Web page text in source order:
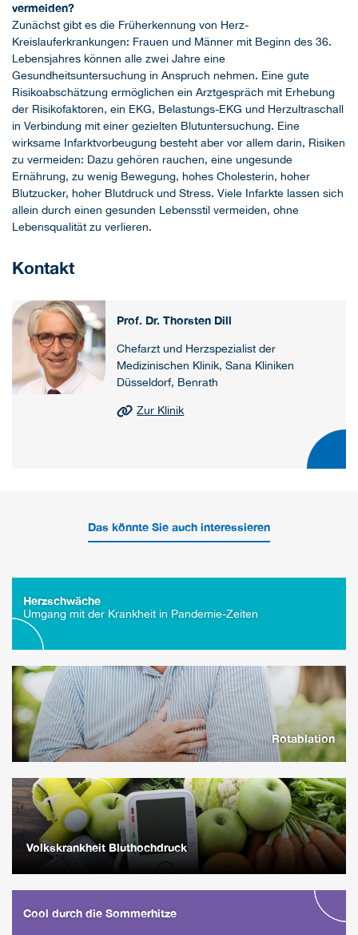
vermeiden?
Zunächst gibt es die Früherkennung von Herz-
Kreislauferkrankungen: Frauen und Männer mit Beginn des 36.
Lebensjahres können alle zwei Jahre eine
Gesundheitsuntersuchung in Anspruch nehmen. Eine gute
Risikoabschätzung ermöglichen ein Arztgespräch mit Erhebung
der Risikofaktoren, ein EKG, Belastungs-EKG und Herzultraschall
in Verbindung mit einer gezielten Blutuntersuchung. Eine
wirksame Infarktvorbeugung besteht aber vor allem darin, Risiken
zu vermeiden: Dazu gehören rauchen, eine ungesunde
Ernährung, zu wenig Bewegung, hohes Cholesterin, hoher
Blutzucker, hoher Blutdruck und Stress. Viele Infarkte lassen sich
allein durch einen gesunden Lebensstil vermeiden, ohne
Lebensqualität zu verlieren.
Kontakt
Prof. Dr. Thorsten Dill
Chefarzt und Herzspezialist der
Medizinischen Klinik, Sana Kliniken
Düsseldorf, Benrath
Zur Klinik
Das könnte Sie auch interessieren
Herzschwäche
Umgang mit der Krankheit in Pandemie-Zeiten
Rotablation
Volkskrankheit Bluthochdruck
Cool durch die Sommerhitze